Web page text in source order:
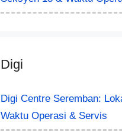
Digi
Digi Centre Seremban:
Waktu Operasi & Servis